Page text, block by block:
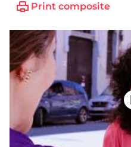
Print composite